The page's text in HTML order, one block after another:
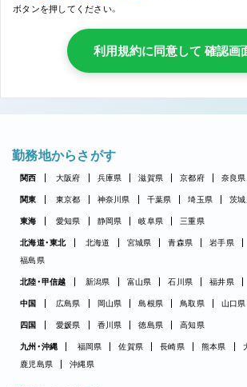
ボタンを押してください。
利用規約に同意して 確認画
勤務地からさがす
関西 大阪府 兵庫県 滋賀県 京都府 奈良県
関東 東京都 神奈川県 千葉県 埼玉県 茨
東海 愛知県 静岡県 岐阜県 三重県
北海道・東北 北海道 宮城県 青森県 岩手県
福島県
北陸・甲信越 新潟県 富山県 石川県 福井県
中国 広島県 岡山県 島根県 鳥取県 山口県
四国 愛媛県 香川県 徳島県 高知県
九州・沖縄 福岡県 佐賀県 長崎県 熊本県
鹿児島県
沖縄県